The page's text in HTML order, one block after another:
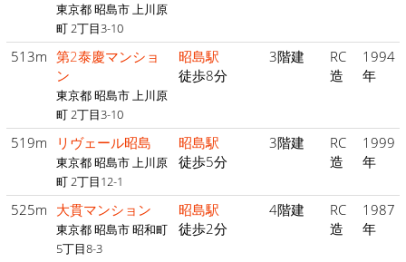
東京都 昭島市 上川原
町 2丁目3-10
513m 第2泰慶マンショ
ン
東京都 昭島市 上川原
町 2丁目3-10
昭島駅
徒歩8分
3階建
RC
造
1994
年
519m リヴェール昭島
東京都 昭島市 上川原
町 2丁目12-1
昭島駅
徒歩5分
3階建
RC
造
1999
年
525m 大貫マンション
東京都 昭島市 昭和町
5丁目8-3
昭島駅
徒歩2分
4階建
RC
造
1987
年